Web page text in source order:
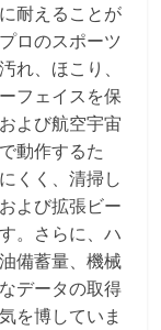
耐えることが
ロのスポーツ
れ、ほこり、
フェイスを保
よび航空宇宙
動作するた
くく、清掃し
よび拡張ビー
。さらに、ハ
備蓄量、機械
データの取得
を博していま